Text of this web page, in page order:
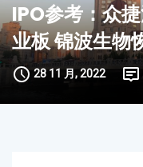
IPO参考：众
业板锦波生物
28 11 月, 2022